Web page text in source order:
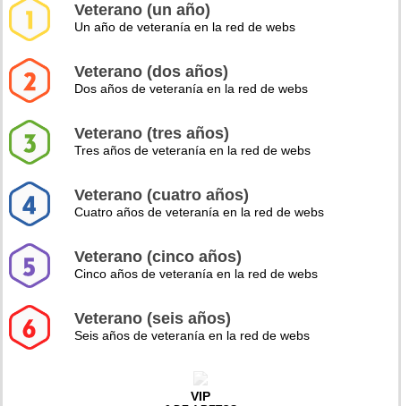
Veterano (un año)
Un año de veteranía en la red de webs
Veterano (dos años)
Dos años de veteranía en la red de webs
Veterano (tres años)
Tres años de veteranía en la red de webs
Veterano (cuatro años)
Cuatro años de veteranía en la red de webs
Veterano (cinco años)
Cinco años de veteranía en la red de webs
Veterano (seis años)
Seis años de veteranía en la red de webs
VIP